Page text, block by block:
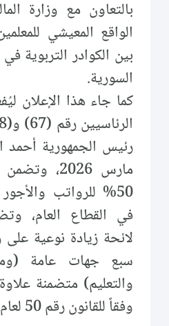
بالتعاون مع وزارة
الواقع المعيشي
بين الكوادر التربوية
السورية.
كما جاء هذا الإعلان
مارس 2026،
50% للرواتب
في القطاع العام،
لائحة زيادة نوعية
سبع جهات عامة
والتعليم) متضمنة
وفقاً للقانون رقم 50 لعام 2004.